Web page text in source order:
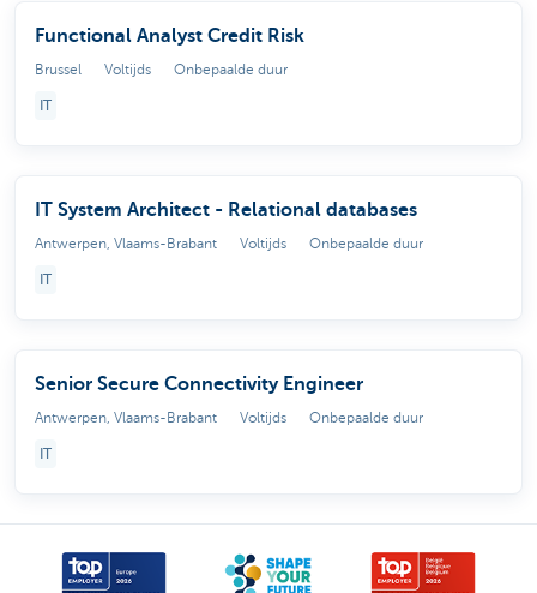
Functional Analyst Credit Risk
Brussel Voltijds Onbepaalde duur
IT
IT System Architect - Relational databases
Antwerpen, Vlaams-Brabant Voltijds Onbepaalde duur
IT
Senior Secure Connectivity Engineer
Antwerpen, Vlaams-Brabant Voltijds Onbepaalde duur
IT